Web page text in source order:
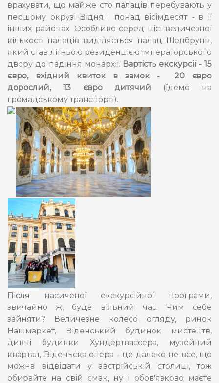
врахувати, що майже сто палаців перебувають у
першому окрузі Відня і понад вісімдесят - в її
інших районах. Особливо серед цієї величезної
кількості палаців виділяється палац Шенбрунн,
який став літньою резиденцією імператорського
двору до падіння монархії. Вартість екскурсії - 15
євро, вхідний квиток в замок - 20 євро
дорослий, 13 євро дитячий (їдемо на
громадському транспорті).
Після насиченої екскурсійної програми,
звичайно ж, буде вільний час. Чим себе
зайняти? Величезне колесо огляду, ринок
Нашмаркет, Віденський будинок мистецтв,
дивні будинки Хундертвассера, музейний
квартал, Віденьска опера - це далеко не все, що
можна відвідати у австрійській столиці, тож
обирайте на свій смак, ну і обов'язково маєте